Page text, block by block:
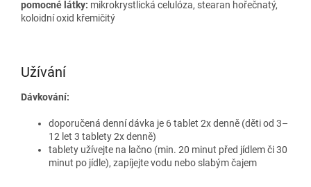
pomocné látky: mikrokrystlická celulóza, stearan hořečnatý,
koloidní oxid křemičitý
Užívání
Dávkování:
doporučená denní dávka je 6 tablet 2x denně (děti od 3–
12 let 3 tablety 2x denně)
tablety užívejte na lačno (min. 20 minut před jídlem či 30
minut po jídle), zapíjejte vodu nebo slabým čajem